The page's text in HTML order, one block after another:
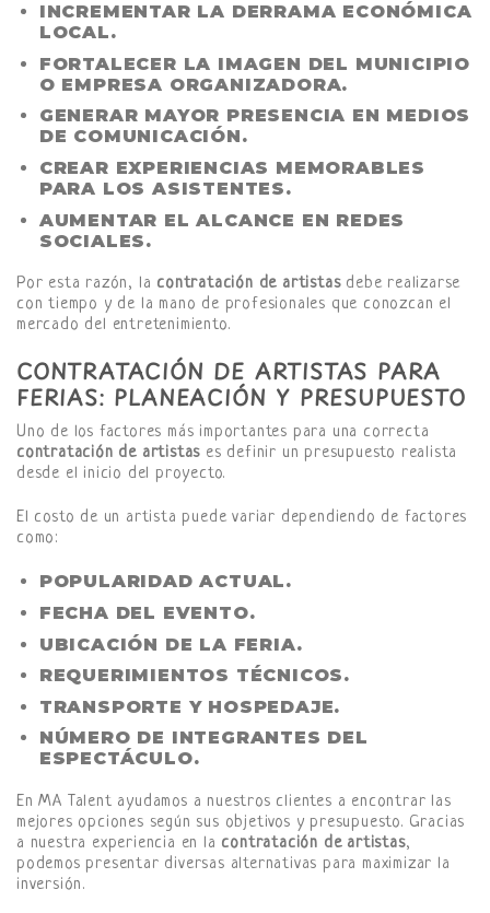
INCREMENTAR LA DERRAMA ECONÓMICA
LOCAL.
FORTALECER LA IMAGEN DEL MUNICIPIO
O EMPRESA ORGANIZADORA.
GENERAR MAYOR PRESENCIA EN MEDIOS
DE COMUNICACIÓN.
CREAR EXPERIENCIAS MEMORABLES
PARA LOS ASISTENTES.
AUMENTAR EL ALCANCE EN REDES
SOCIALES.
Por esta razón, la contratación de artistasdebe realizarse
con tiempo y de la mano de profesionales que conozcan el
mercado del entretenimiento.
CONTRATACIÓN DE ARTISTAS PARA
FERIAS: PLANEACIÓN Y PRESUPUESTO
Uno de los factores más importantes para una correcta
contratación de artistas es definir un presupuesto realista
desde el inicio del proyecto.
El costo de un artista puede variar dependiendo de factores
como:
POPULARIDAD ACTUAL.
FECHA DEL EVENTO.
UBICACIÓN DE LA FERIA.
REQUERIMIENTOS TÉCNICOS.
TRANSPORTE Y HOSPEDAJE.
NÚMERO DE INTEGRANTES DEL
ESPECTÁCULO.
En MA Talent ayudamos a nuestros clientes a encontrar las
mejores opciones según sus objetivos y presupuesto. Gracias
a nuestra experiencia en la contratación de artistas,
podemos presentar diversas alternativas para maximizar la
inversión.